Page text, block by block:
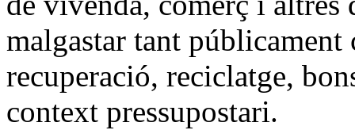
malgastar tant
recuperació, reciclatge,
context pressupostari.